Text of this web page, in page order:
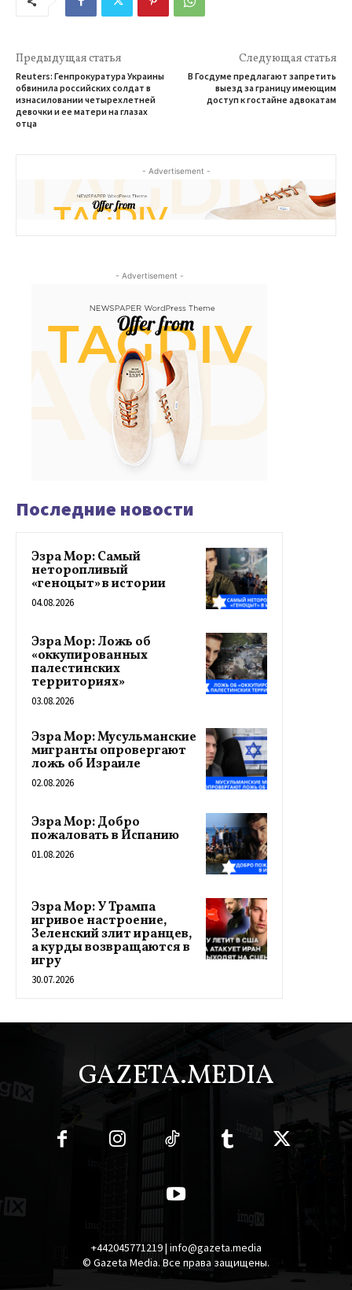
Предыдущая статья
Reuters: Генпрокуратура Украины
обвинила российских солдат в
изнасиловании четырехлетней
девочки и ее матери на глазах
отца
Следующая статья
В Госдуме предлагают запретить
выезд за границу имеющим
доступ к гостайне адвокатам
- Advertisement -
- Advertisement -
Последние новости
Эзра Мор: Самый
неторопливый
«геноцыт» в истории
04.08.2026
Эзра Мор: Ложь об
«оккупированных
палестинских
территориях»
03.08.2026
Эзра Мор: Мусульманские
мигранты опровергают
ложь об Израиле
02.08.2026
Эзра Мор: Добро
пожаловать в Испанию
01.08.2026
Эзра Мор: У Трампа
игривое настроение,
Зеленский злит иранцев,
а курды возвращаются в
игру
30.07.2026
GAZETA.MEDIA
+442045771219 | info@gazeta.media
© Gazeta Media. Все права защищены.